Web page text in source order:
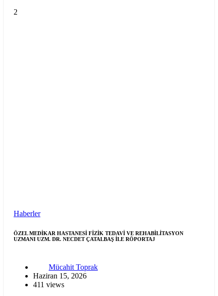
2
Haberler
ÖZEL MEDİKAR HASTANESİ FİZİK TEDAVİ VE REHABİLİTASYON
UZMANI UZM. DR. NECDET ÇATALBAŞ İLE RÖPORTAJ
Mücahit Toprak
Haziran 15, 2026
411 views